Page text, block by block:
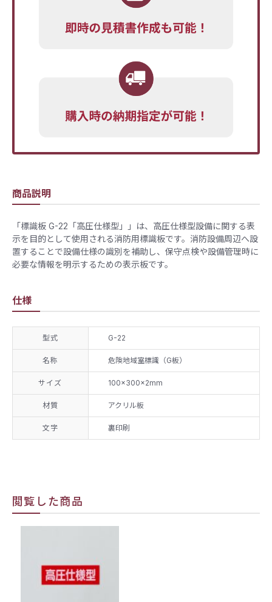
商品説明
「標識板 G-22「高圧仕様型」」は、高圧仕様型設備に関する表
示を目的として使用される消防用標識板です。消防設備周辺へ設
置することで設備仕様の識別を補助し、保守点検や設備管理時に
必要な情報を明示するための表示板です。
仕様
型式 G-22
名称 危険地域室標識（G板）
サイズ 100×300×2mm
材質 アクリル板
文字 裏印刷
閲覧した商品